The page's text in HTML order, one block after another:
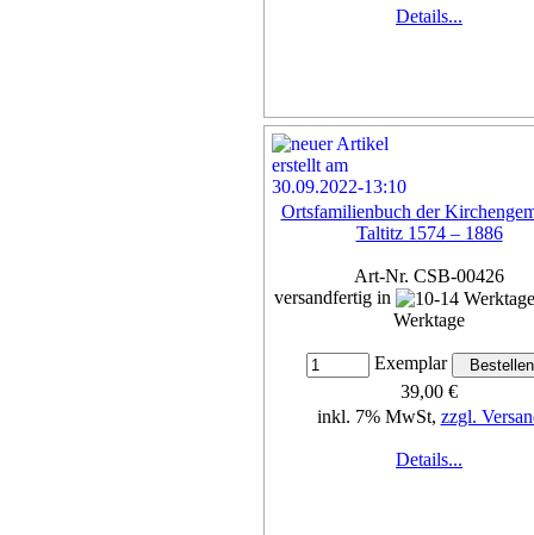
Details...
Ortsfamilienbuch der
Taltitz 1574 – 1886
Art-Nr. CSB-00426
versandfertig in
Werktage
Exemplar
39,00 €
inkl. 7% MwSt, zzgl.
Details...